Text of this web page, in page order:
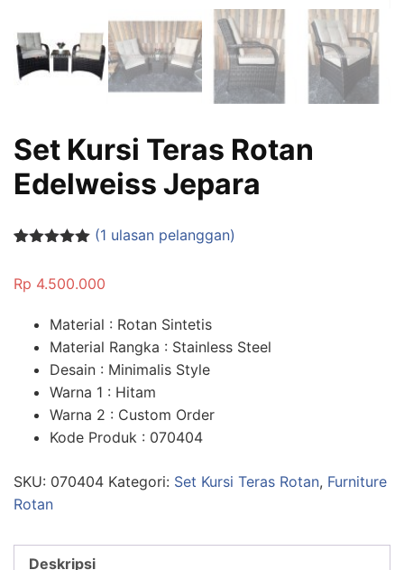
Set Kursi Teras Rotan
Edelweiss Jepara
berdasarka
(1 ulasan pelanggan)
Rp 4.500.000
Material : Rotan Sintetis
Material Rangka : Stainless Steel
Desain : Minimalis Style
Warna 1 : Hitam
Warna 2 : Custom Order
Kode Produk : 070404
SKU: 070404 Kategori: Set Kursi Teras Rotan, Furniture
Rotan
Deskripsi